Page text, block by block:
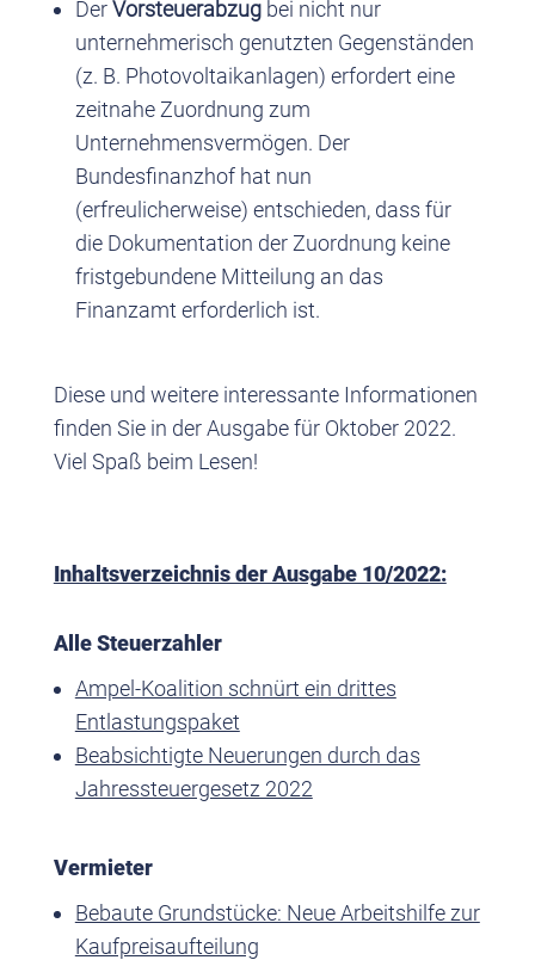
DerVorsteuerabzugbei nicht nur
unternehmerisch genutzten Gegenständen
(z. B. Photovoltaikanlagen) erfordert eine
zeitnahe Zuordnung zum
Unternehmensvermögen. Der
Bundesfinanzhof hat nun
(erfreulicherweise) entschieden, dass für
die Dokumentation der Zuordnung keine
fristgebundene Mitteilung an das
Finanzamt erforderlich ist.
Diese und weitere interessante Informationen
finden Sie in der Ausgabe für Oktober 2022.
Viel Spaß beim Lesen!
Inhaltsverzeichnis der Ausgabe 10/2022:
Alle Steuerzahler
Ampel-Koalition schnürt ein drittes
Entlastungspaket
Beabsichtigte Neuerungen durch das
Jahressteuergesetz 2022
Vermieter
Bebaute Grundstücke: Neue Arbeitshilfe zur
Kaufpreisaufteilung